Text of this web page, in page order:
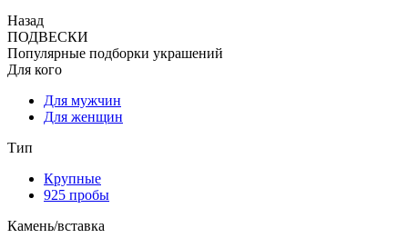
Назад
ПОДВЕСКИ
Популярные подборки украшений
Для кого
Для мужчин
Для женщин
Тип
Крупные
925 пробы
Камень/вставка